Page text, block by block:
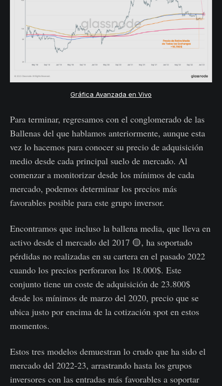
Gráfica Avanzada en Vivo
Para terminar, regresamos con el conglomerado de las
Ballenas del que hablamos anteriormente, aunque esta
vez lo hacemos para conocer su precio de adquisición
medio desde cada principal suelo de mercado. Al
comenzar a monitorizar desde los mínimos de cada
mercado, podemos determinar los precios más
favorables posible para este grupo inversor.
Encontramos que incluso la ballena media, que lleva en
activo desde el mercado del 2017 🟡, ha soportado
pérdidas no realizadas en su cartera en el pasado 2022
cuando los precios perforaron los 18.000$. Este
conjunto tiene un coste de adquisición de 23.800$
desde los mínimos de marzo del 2020, precio que se
ubica justo por encima de la cotización spot en estos
momentos.
Estos tres modelos demuestran lo crudo que ha sido el
mercado del 2022-23, arrastrando hasta los grupos
inversores con las entradas más favorables a soportar